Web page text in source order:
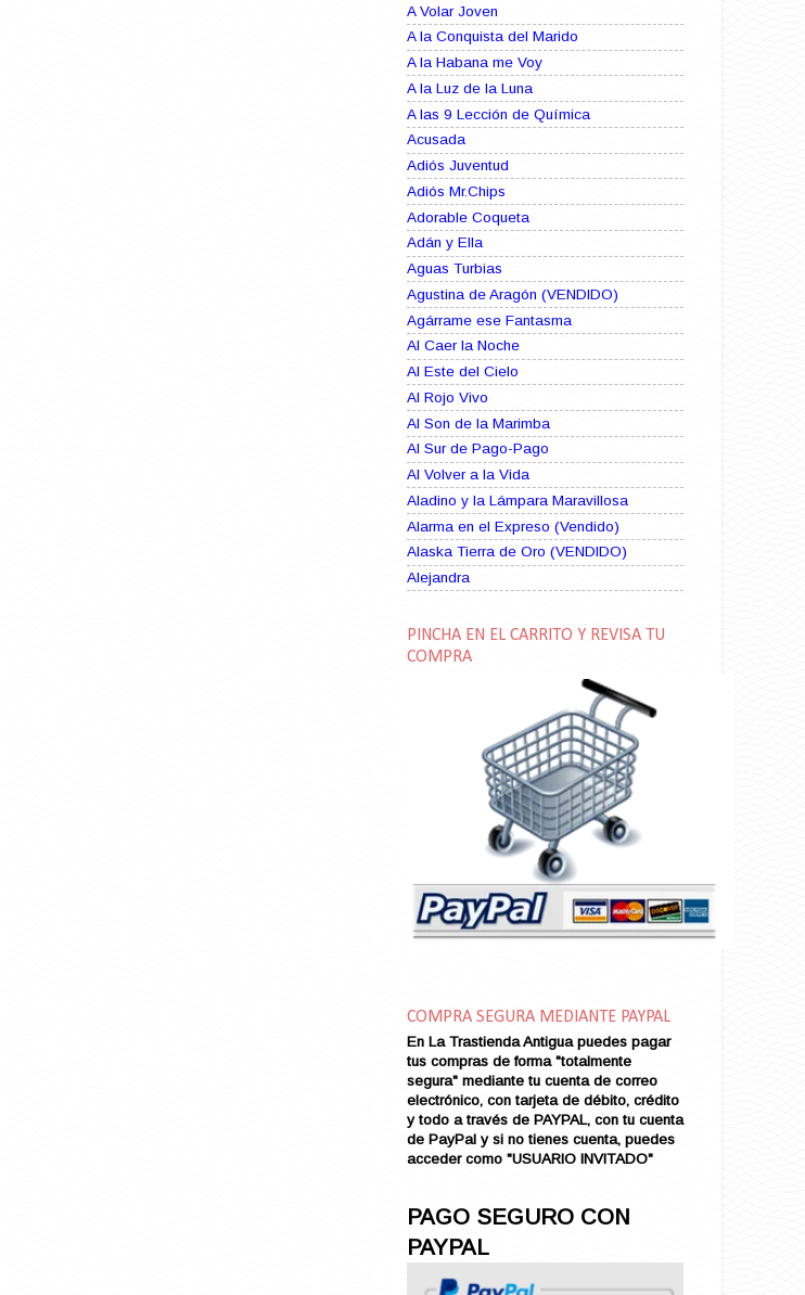
A Volar Joven
A la Conquista del Marido
A la Habana me Voy
A la Luz de la Luna
A las 9 Lección de Química
Acusada
Adiós Juventud
Adiós Mr.Chips
Adorable Coqueta
Adán y Ella
Aguas Turbias
Agustina de Aragón (VENDIDO)
Agárrame ese Fantasma
Al Caer la Noche
Al Este del Cielo
Al Rojo Vivo
Al Son de la Marimba
Al Sur de Pago-Pago
Al Volver a la Vida
Aladino y la Lámpara Maravillosa
Alarma en el Expreso (Vendido)
Alaska Tierra de Oro (VENDIDO)
Alejandra
Alma Zíngara
Alma en Suplicio (VENDIDO)
Amame esta Noche (VENDIDO)
Amanda La Paciente Peligrosa
Amarga Victoria
Amor a Medianoche
Amor en Conserva (VENDIDO)
Amor que Mata
Amor sin Refugio
Ana Karenina
Ana de Brooklyn
Ana y El Rey de Siam
Anatomía de un Asesinato
Andrés Harvey Millonario (VENDIDO)
Andrés Harvey Tenorio
Ansia de Amor (VENDIDO)
Aníbal
PINCHA EN EL CARRITO Y REVISA TU
COMPRA
COMPRA SEGURA MEDIANTE PAYPAL
En La Trastienda Antigua puedes pagar
tus compras de forma "totalmente
segura" mediante tu cuenta de correo
electrónico, con tarjeta de débito, crédito
y todo a través de PAYPAL, con tu cuenta
de PayPal y si no tienes cuenta, puedes
acceder como "USUARIO INVITADO"
PAGO SEGURO CON
PAYPAL